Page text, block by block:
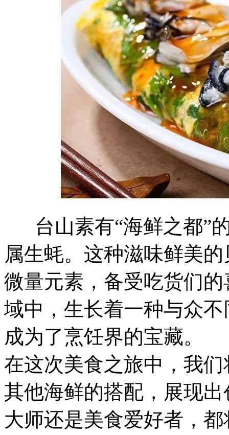
台山素有“海鲜之都”
属生蚝。这种滋味鲜美
微量元素，备受吃货们
域中，生长着一种与众
成为了烹饪界的宝藏。
在这次美食之旅中，我
其他海鲜的搭配，展现
大师还是美食爱好者，